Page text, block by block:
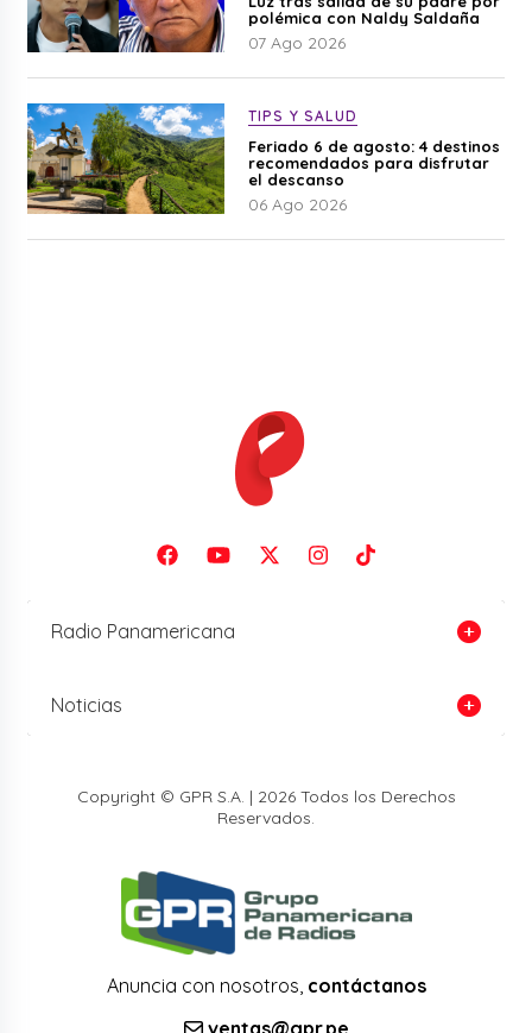
polémica con Naldy Saldaña
07 Ago 2026
TIPS Y SALUD
Feriado 6 de agosto: 4 destinos
recomendados para disfrutar
el descanso
06 Ago 2026
Radio Panamericana
Noticias
Copyright © GPR S.A. | 2026 Todos los Derechos
Reservados.
Anuncia con nosotros, contáctanos
ventas@gpr.pe